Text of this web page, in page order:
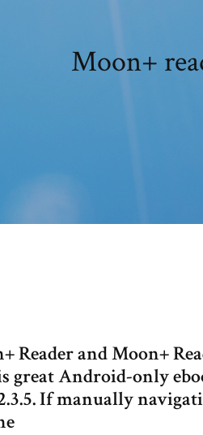
Moon+
Reader and Moon+
great Android-only
If manually